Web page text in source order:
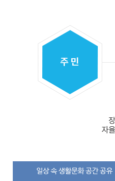
일상 속 생활문화 공간 공유